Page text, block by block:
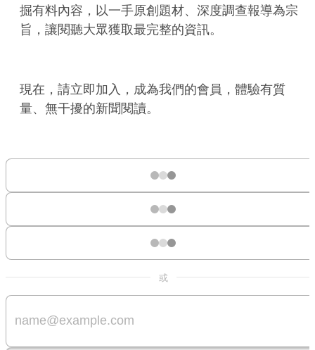
掘有料內容，以一手原創題材、深度調查報導為宗
旨，讓閱聽大眾獲取最完整的資訊。
現在，請立即加入，成為我們的會員，體驗有質
量、無干擾的新聞閱讀。
或